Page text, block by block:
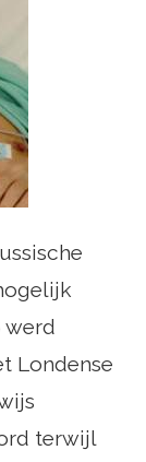
werd
Londense
terwijl